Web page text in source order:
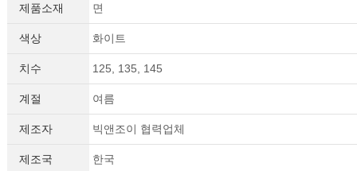
제품소재 면
색상 화이트
치수 125, 135, 145
계절 여름
제조자 빅앤조이 협력업체
제조국 한국